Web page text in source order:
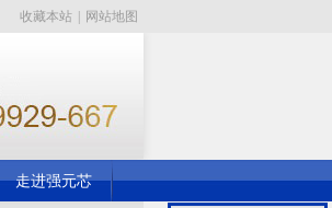
收藏本站 网站地图
走进强元芯